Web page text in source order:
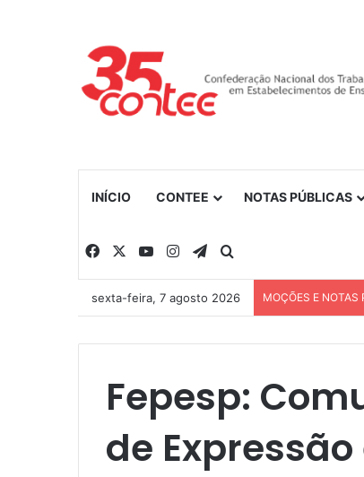
INÍCIO CONTEE NOTAS PÚBLICAS
Facebook YouTubeInstagramTelegram
sexta-feira, 7 agosto 2026 MOÇÕES E NOTAS
Fepesp:
de